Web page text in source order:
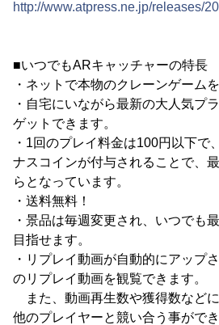
http://www.atpress.ne.jp/releases/
■いつでもARキャッチャーの特長
・ネットで本物のクレーンゲーム
・自宅にいながら最新の大人気プ
ゲットできます。
・1回のプレイ料金は100円以下で
ナスコインが付与されることで、
らとなっています。
・送料無料！
・景品は毎週変更され、いつでも
目指せます。
・リプレイ動画が自動的にアップ
のリプレイ動画を観覧できます。
また、動画再生数や獲得数などに
他のプレイヤーと競い合う事ができ